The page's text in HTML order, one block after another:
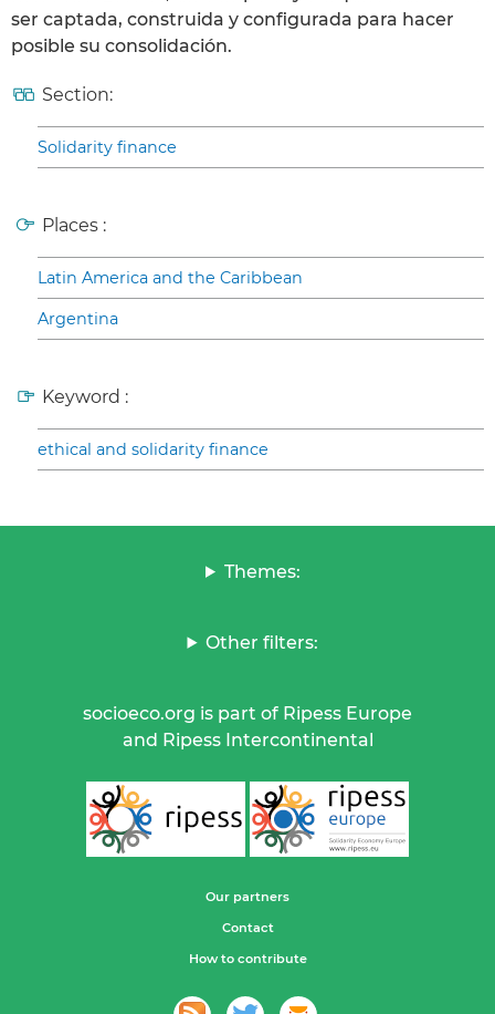
ser captada, construida y configurada para hacer
posible su consolidación.
Section:
Solidarity finance
Places :
Latin America and the Caribbean
Argentina
Keyword :
ethical and solidarity finance
Themes:
Other filters:
socioeco.org is part of Ripess Europe
and Ripess Intercontinental
Our partners
Contact
How to contribute